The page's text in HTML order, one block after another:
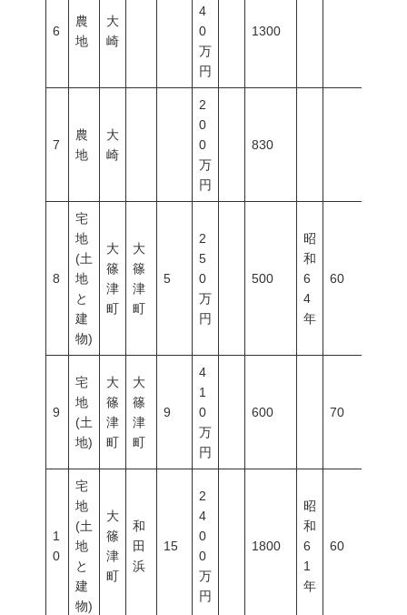
6
農
地
大
崎
4
0
万
円
1300
7
農
地
大
崎
2
0
0
万
円
830
8
宅
地
(土
地
と
建
物)
大
篠
津
町
大
篠
津
町
5
2
5
0
万
円
500
昭
和
6
4
年
60
9
宅
地
(土
地)
大
篠
津
町
大
篠
津
町
9
4
1
0
万
円
600 70
1
0
宅
地
(土
地
と
建
物)
大
篠
津
町
和
田
浜
15
2
4
0
0
万
円
1800
昭
和
6
1
年
60